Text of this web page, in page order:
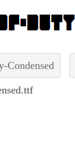
Condensed